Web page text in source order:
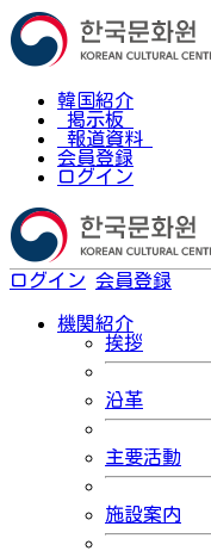
韓国紹介
掲示板
報道資料
会員登録
ログイン
ログイン 会員登録
機関紹介
挨拶
沿革
主要活動
施設案内